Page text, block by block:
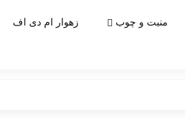
منبت و چوب زهوار ام دی اف